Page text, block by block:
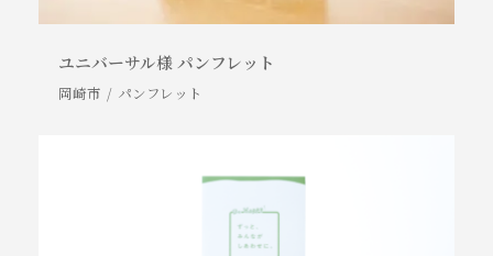
ユニバーサル様 パンフレット
岡崎市 パンフレット